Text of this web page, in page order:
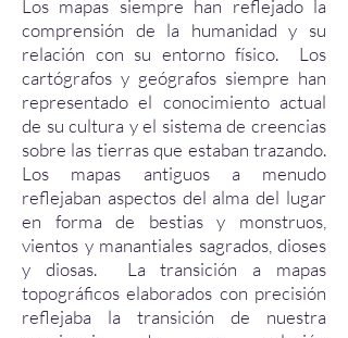
Los mapas siempre han reflejado la
comprensión de la humanidad y su
relación con su entorno físico. Los
cartógrafos y geógrafos siempre han
representado el conocimiento actual
de su cultura y el sistema de creencias
sobre las tierras que estaban trazando.
Los mapas antiguos a menudo
reflejaban aspectos del alma del lugar
en forma de bestias y monstruos,
vientos y manantiales sagrados, dioses
y diosas. La transición a mapas
topográficos elaborados con precisión
reflejaba la transición de nuestra